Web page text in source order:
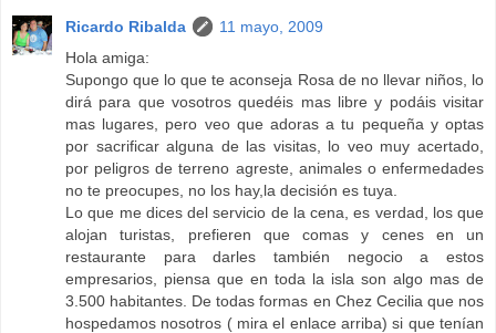
Ricardo Ribalda
11 mayo, 2009
Hola amiga:
Supongo que lo que te aconseja Rosa de no llevar niños, lo
dirá para que vosotros quedéis mas libre y podáis visitar
mas lugares, pero veo que adoras a tu pequeña y optas
por sacrificar alguna de las visitas, lo veo muy acertado,
por peligros de terreno agreste, animales o enfermedades
no te preocupes, no los hay,la decisión es tuya.
Lo que me dices del servicio de la cena, es verdad, los que
alojan turistas, prefieren que comas y cenes en un
restaurante para darles también negocio a estos
empresarios, piensa que en toda la isla son algo mas de
3.500 habitantes. De todas formas en Chez Cecilia que nos
hospedamos nosotros ( mira el enlace arriba) si que tenían